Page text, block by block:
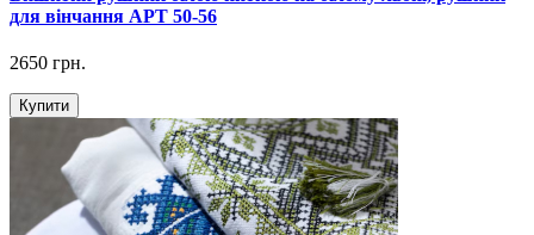
для вінчання АРТ 50-56
2650 грн.
Купити